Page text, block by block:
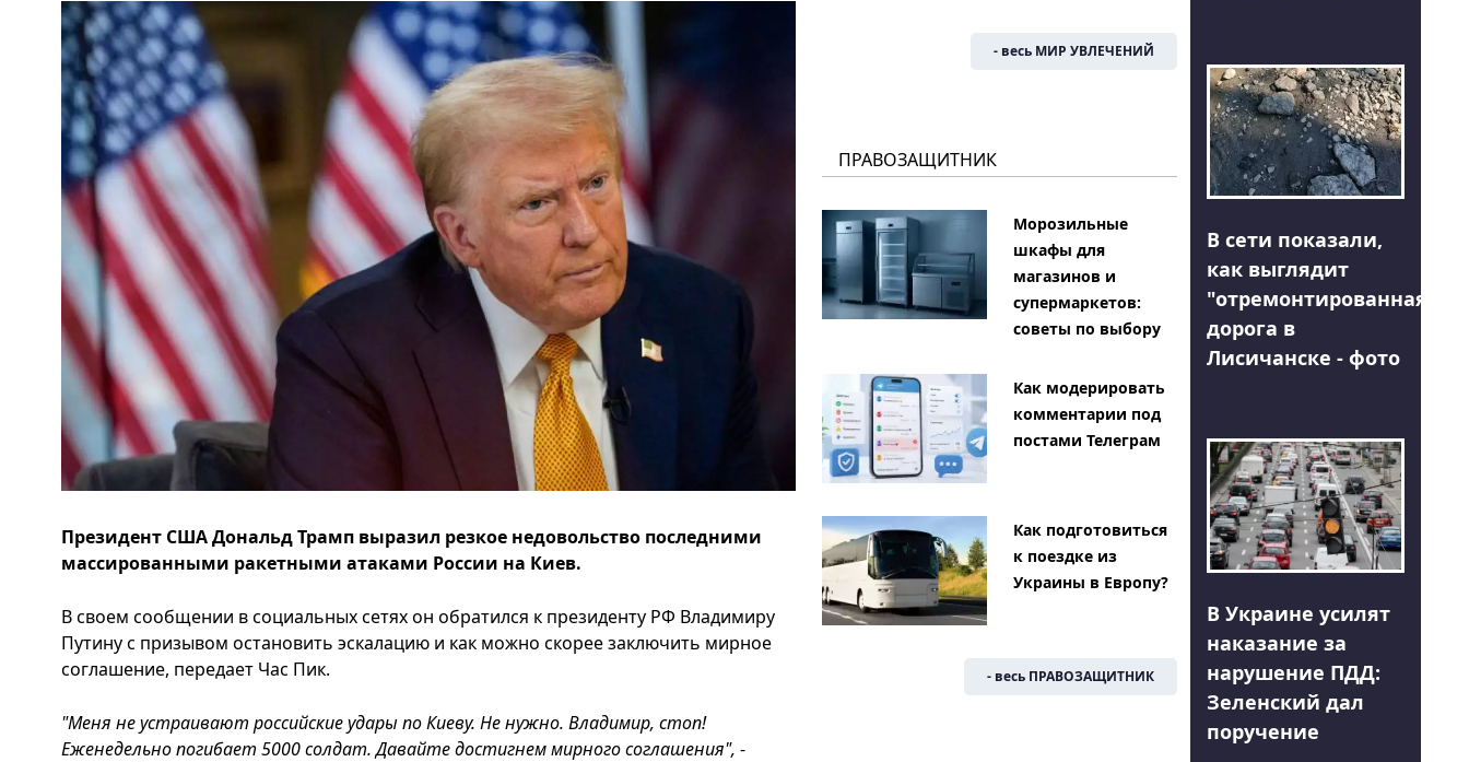
Президент США Дональд Трамп выразил резкое недовольство последними
массированными ракетными атаками России на Киев.
В своем сообщении в социальных сетях он обратился к президенту РФ Владимиру
Путину с призывом остановить эскалацию и как можно скорее заключить мирное
соглашение, передает Час Пик.
"Меня не устраивают российские удары по Киеву. Не нужно. Владимир, стоп!
Еженедельно погибает 5000 солдат. Давайте достигнем мирного соглашения", -
- весь МИР УВЛЕЧЕНИЙ
ПРАВОЗАЩИТНИК
Морозильные
шкафы для
магазинов и
супермаркетов:
советы по выбору
Как модерировать
комментарии под
постами Телеграм
Как подготовиться
к поездке из
Украины в Европу?
- весь ПРАВОЗАЩИТНИК
В сети показали,
как выглядит
"отремонтированная"
дорога в
Лисичанске - фото
В Украине усилят
наказание за
нарушение ПДД:
Зеленский дал
поручение